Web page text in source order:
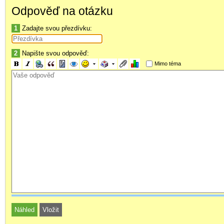
č.3- pokud k názvu OS doplníte i název spuštěného, kdysi
Odpověď na otázku
1 Zadajte svou přezdívku:
2 Napište svou odpověď:
Mimo téma